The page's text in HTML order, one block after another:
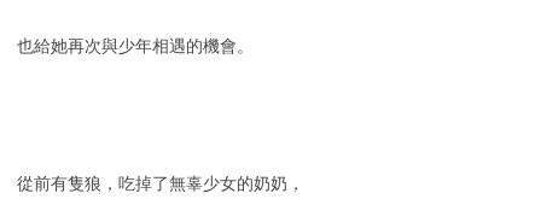
也給她再次與少年相遇的機會。
從前有隻狼，吃掉了無辜少女的奶奶，